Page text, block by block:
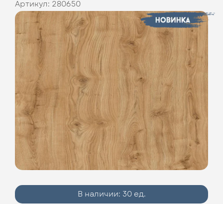
Артикул: 280650
В наличии: 30 ед.